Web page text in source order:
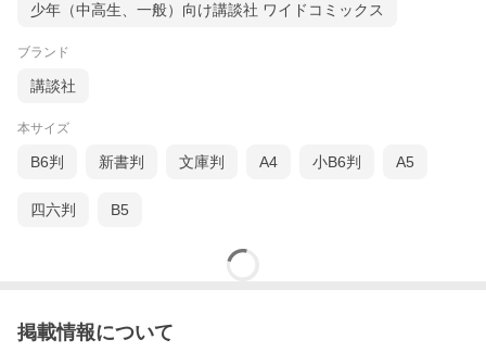
少年（中高生、一般）向け講談社 ワイドコミックス
ブランド
講談社
本サイズ
B6判 新書判 文庫判 A4 小B6判 A5
四六判 B5
掲載情報について